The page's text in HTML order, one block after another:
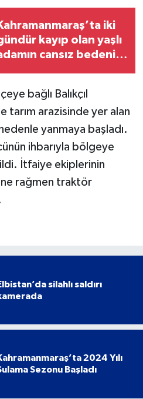
iki
kayıp olan yaşlı
cansız bedeni
bağlı Balıkçıl
tarım arazisinde yer alan
yanmaya başladı.
ihbarıyla bölgeye
İtfaiye ekiplerinin
rağmen traktör
silahlı saldırı
2024 Yılı
Sezonu Başladı